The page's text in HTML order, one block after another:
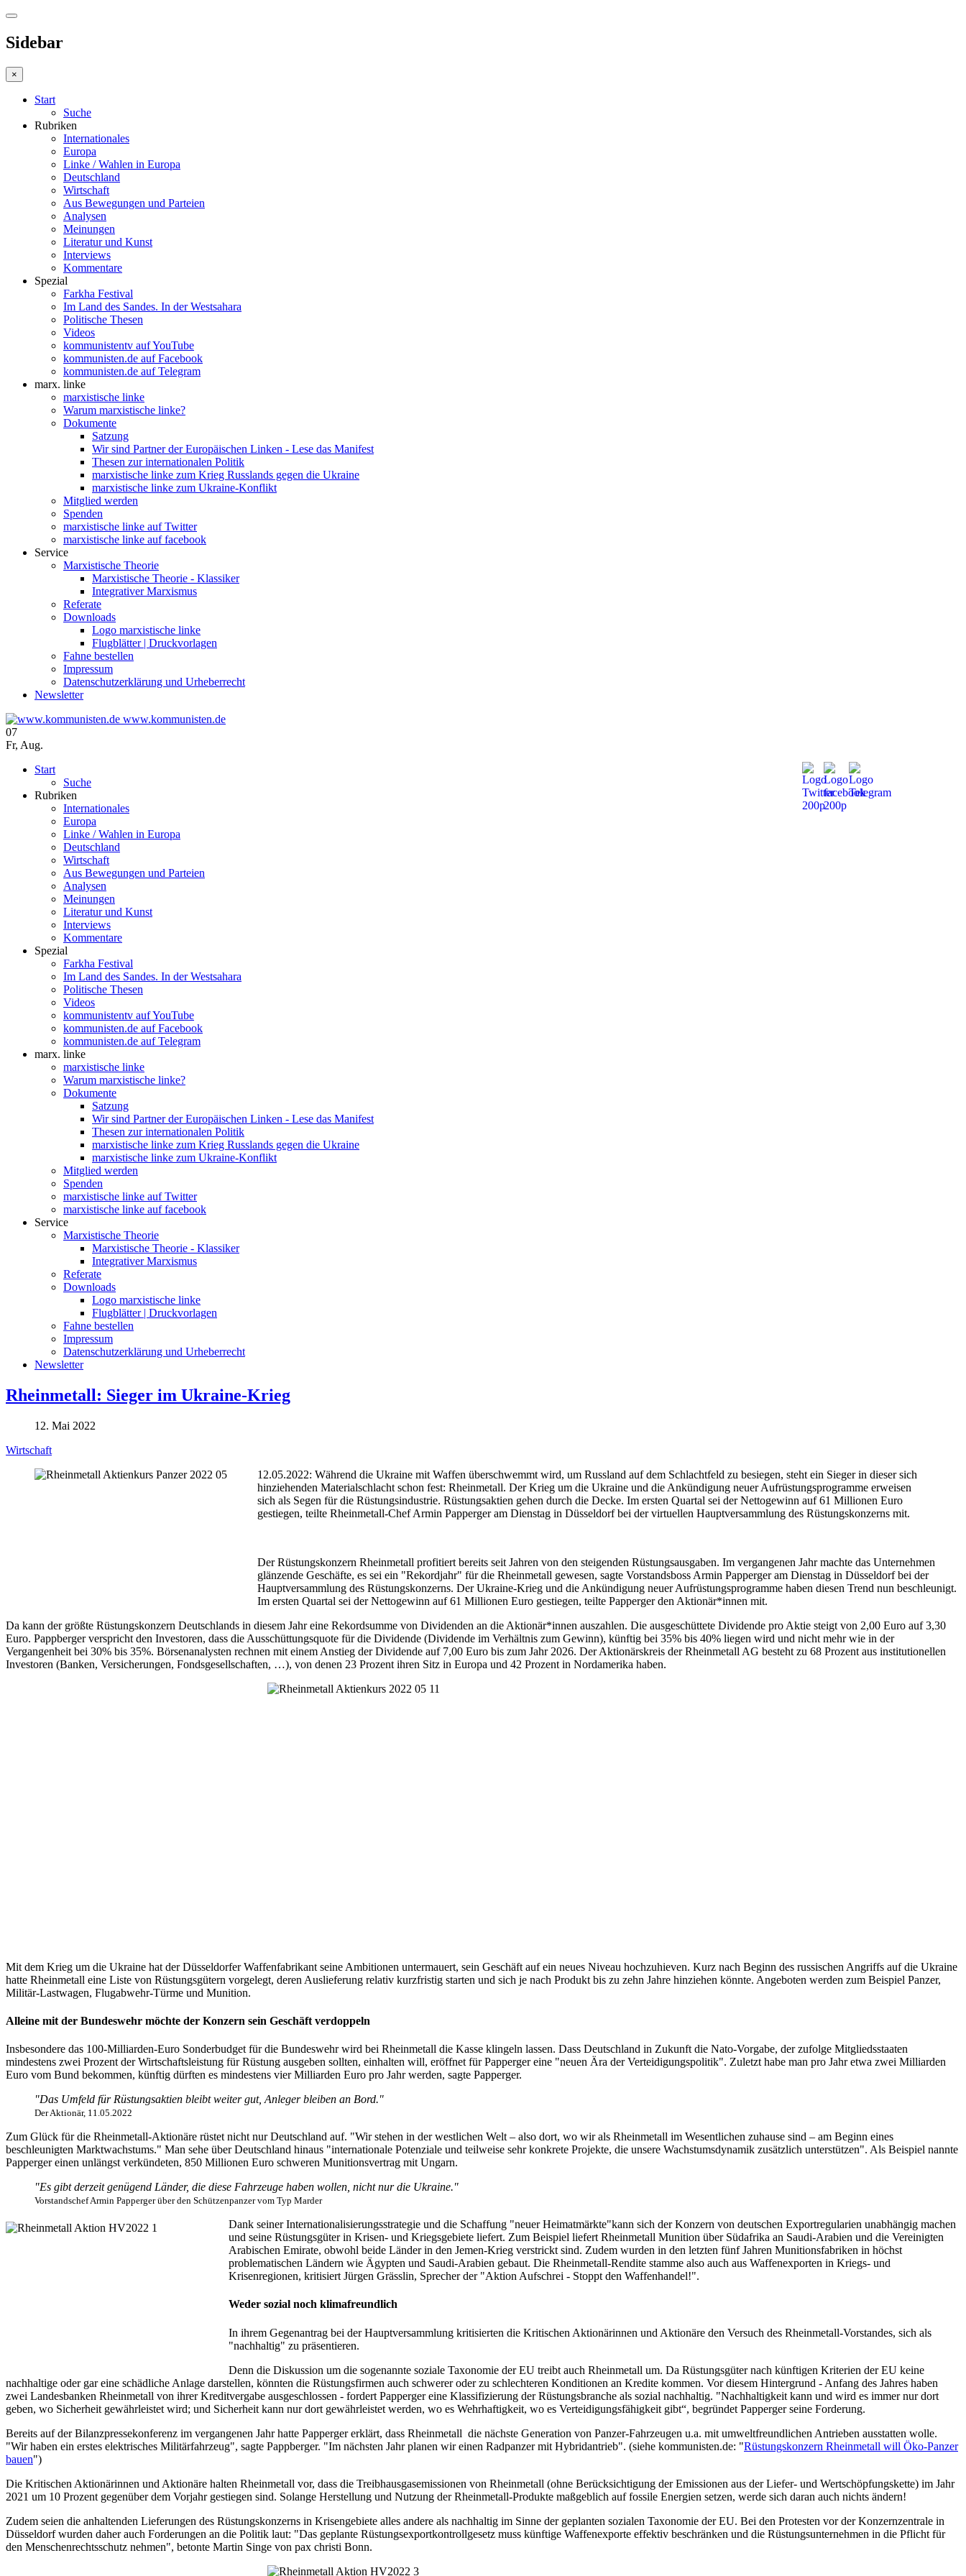
Sidebar
×
Start
Suche
Rubriken
Internationales
Europa
Linke / Wahlen in Europa
Deutschland
Wirtschaft
Aus Bewegungen und Parteien
Analysen
Meinungen
Literatur und Kunst
Interviews
Kommentare
Spezial
Farkha Festival
Im Land des Sandes. In der Westsahara
Politische Thesen
Videos
kommunistentv auf YouTube
kommunisten.de auf Facebook
kommunisten.de auf Telegram
marx. linke
marxistische linke
Warum marxistische linke?
Dokumente
Satzung
Wir sind Partner der Europäischen Linken - Lese das Manifest
Thesen zur internationalen Politik
marxistische linke zum Krieg Russlands gegen die Ukraine
marxistische linke zum Ukraine-Konflikt
Mitglied werden
Spenden
marxistische linke auf Twitter
marxistische linke auf facebook
Service
Marxistische Theorie
Marxistische Theorie - Klassiker
Integrativer Marxismus
Referate
Downloads
Logo marxistische linke
Flugblätter | Druckvorlagen
Fahne bestellen
Impressum
Datenschutzerklärung und Urheberrecht
Newsletter
www.kommunisten.de
07
Fr, Aug.
Start
Suche
Rubriken
Internationales
Europa
Linke / Wahlen in Europa
Deutschland
Wirtschaft
Aus Bewegungen und Parteien
Analysen
Meinungen
Literatur und Kunst
Interviews
Kommentare
Spezial
Farkha Festival
Im Land des Sandes. In der Westsahara
Politische Thesen
Videos
kommunistentv auf YouTube
kommunisten.de auf Facebook
kommunisten.de auf Telegram
marx. linke
marxistische linke
Warum marxistische linke?
Dokumente
Satzung
Wir sind Partner der Europäischen Linken - Lese das Manifest
Thesen zur internationalen Politik
marxistische linke zum Krieg Russlands gegen die Ukraine
marxistische linke zum Ukraine-Konflikt
Mitglied werden
Spenden
marxistische linke auf Twitter
marxistische linke auf facebook
Service
Marxistische Theorie
Marxistische Theorie - Klassiker
Integrativer Marxismus
Referate
Downloads
Logo marxistische linke
Flugblätter | Druckvorlagen
Fahne bestellen
Impressum
Datenschutzerklärung und Urheberrecht
Newsletter
Rheinmetall: Sieger im Ukraine-Krieg
12. Mai 2022
Wirtschaft
12.05.2022: Während die Ukraine mit Waffen überschwemmt wird, um Russland auf dem Schlachtfeld zu besiegen, steht ein Sieger in dieser sich
hinziehenden Materialschlacht schon fest: Rheinmetall. Der Krieg um die Ukraine und die Ankündigung neuer Aufrüstungsprogramme erweisen
sich als Segen für die Rüstungsindustrie. Rüstungsaktien gehen durch die Decke. Im ersten Quartal sei der Nettogewinn auf 61 Millionen Euro
gestiegen, teilte Rheinmetall-Chef Armin Papperger am Dienstag in Düsseldorf bei der virtuellen Hauptversammlung des Rüstungskonzerns mit.
Der Rüstungskonzern Rheinmetall profitiert bereits seit Jahren von den steigenden Rüstungsausgaben. Im vergangenen Jahr machte das Unternehmen
glänzende Geschäfte, es sei ein "Rekordjahr" für die Rheinmetall gewesen, sagte Vorstandsboss Armin Papperger am Dienstag in Düsseldorf bei der
Hauptversammlung des Rüstungskonzerns. Der Ukraine-Krieg und die Ankündigung neuer Aufrüstungsprogramme haben diesen Trend nun beschleunigt.
Im ersten Quartal sei der Nettogewinn auf 61 Millionen Euro gestiegen, teilte Papperger den Aktionär*innen mit.
Da kann der größte Rüstungskonzern Deutschlands in diesem Jahr eine Rekordsumme von Dividenden an die Aktionär*innen auszahlen. Die ausgeschüttete Dividende pro Aktie steigt von 2,00 Euro auf 3,30
Euro. Pappberger verspricht den Investoren, dass die Ausschüttungsquote für die Dividende (Dividende im Verhältnis zum Gewinn), künftig bei 35% bis 40% liegen wird und nicht mehr wie in der
Vergangenheit bei 30% bis 35%. Börsenanalysten rechnen mit einem Anstieg der Dividende auf 7,00 Euro bis zum Jahr 2026. Der Aktionärskreis der Rheinmetall AG besteht zu 68 Prozent aus institutionellen
Investoren (Banken, Versicherungen, Fondsgesellschaften, …), von denen 23 Prozent ihren Sitz in Europa und 42 Prozent in Nordamerika haben.
Mit dem Krieg um die Ukraine hat der Düsseldorfer Waffenfabrikant seine Ambitionen untermauert, sein Geschäft auf ein neues Niveau hochzuhieven. Kurz nach Beginn des russischen Angriffs auf die Ukraine
hatte Rheinmetall eine Liste von Rüstungsgütern vorgelegt, deren Auslieferung relativ kurzfristig starten und sich je nach Produkt bis zu zehn Jahre hinziehen könnte. Angeboten werden zum Beispiel Panzer,
Militär-Lastwagen, Flugabwehr-Türme und Munition.
Alleine mit der Bundeswehr möchte der Konzern sein Geschäft verdoppeln
Insbesondere das 100-Milliarden-Euro Sonderbudget für die Bundeswehr wird bei Rheinmetall die Kasse klingeln lassen. Dass Deutschland in Zukunft die Nato-Vorgabe, der zufolge Mitgliedsstaaten
mindestens zwei Prozent der Wirtschaftsleistung für Rüstung ausgeben sollten, einhalten will, eröffnet für Papperger eine "neuen Ära der Verteidigungspolitik". Zuletzt habe man pro Jahr etwa zwei Milliarden
Euro vom Bund bekommen, künftig dürften es mindestens vier Milliarden Euro pro Jahr werden, sagte Papperger.
"Das Umfeld für Rüstungsaktien bleibt weiter gut, Anleger bleiben an Bord."
Der Aktionär, 11.05.2022
Zum Glück für die Rheinmetall-Aktionäre rüstet nicht nur Deutschland auf. "Wir stehen in der westlichen Welt – also dort, wo wir als Rheinmetall im Wesentlichen zuhause sind – am Beginn eines
beschleunigten Marktwachstums." Man sehe über Deutschland hinaus "internationale Potenziale und teilweise sehr konkrete Projekte, die unsere Wachstumsdynamik zusätzlich unterstützen". Als Beispiel nannte
Papperger einen unlängst verkündeten, 850 Millionen Euro schweren Munitionsvertrag mit Ungarn.
"Es gibt derzeit genügend Länder, die diese Fahrzeuge haben wollen, nicht nur die Ukraine."
Vorstandschef Armin Papperger über den Schützenpanzer vom Typ Marder
Dank seiner Internationalisierungsstrategie und die Schaffung "neuer Heimatmärkte"kann sich der Konzern von deutschen Exportregularien unabhängig machen
und seine Rüstungsgüter in Krisen- und Kriegsgebiete liefert. Zum Beispiel liefert Rheinmetall Munition über Südafrika an Saudi-Arabien und die Vereinigten
Arabischen Emirate, obwohl beide Länder in den Jemen-Krieg verstrickt sind. Zudem wurden in den letzten fünf Jahren Munitionsfabriken in höchst
problematischen Ländern wie Ägypten und Saudi-Arabien gebaut. Die Rheinmetall-Rendite stamme also auch aus Waffenexporten in Kriegs- und
Krisenregionen, kritisiert Jürgen Grässlin, Sprecher der "Aktion Aufschrei - Stoppt den Waffenhandel!".
Weder sozial noch klimafreundlich
In ihrem Gegenantrag bei der Hauptversammlung kritisierten die Kritischen Aktionärinnen und Aktionäre den Versuch des Rheinmetall-Vorstandes, sich als
"nachhaltig" zu präsentieren.
Denn die Diskussion um die sogenannte soziale Taxonomie der EU treibt auch Rheinmetall um. Da Rüstungsgüter nach künftigen Kriterien der EU keine
nachhaltige oder gar eine schädliche Anlage darstellen, könnten die Rüstungsfirmen auch schwerer oder zu schlechteren Konditionen an Kredite kommen. Vor diesem Hintergrund - Anfang des Jahres haben
zwei Landesbanken Rheinmetall von ihrer Kreditvergabe ausgeschlossen - fordert Papperger eine Klassifizierung der Rüstungsbranche als sozial nachhaltig. "Nachhaltigkeit kann und wird es immer nur dort
geben, wo Sicherheit gewährleistet wird; und Sicherheit kann nur dort gewährleistet werden, wo es Wehrhaftigkeit, wo es Verteidigungsfähigkeit gibt“, begründet Papperger seine Forderung.
Bereits auf der Bilanzpressekonferenz im vergangenen Jahr hatte Papperger erklärt, dass Rheinmetall die nächste Generation von Panzer-Fahrzeugen u.a. mit umweltfreundlichen Antrieben ausstatten wolle.
"Wir haben ein erstes elektrisches Militärfahrzeug", sagte Pappberger. "Im nächsten Jahr planen wir einen Radpanzer mit Hybridantrieb". (siehe kommunisten.de: "Rüstungskonzern Rheinmetall will Öko-Panzer
bauen")
Die Kritischen Aktionärinnen und Aktionäre halten Rheinmetall vor, dass die Treibhausgasemissionen von Rheinmetall (ohne Berücksichtigung der Emissionen aus der Liefer- und Wertschöpfungskette) im Jahr
2021 um 10 Prozent gegenüber dem Vorjahr gestiegen sind. Solange Herstellung und Nutzung der Rheinmetall-Produkte maßgeblich auf fossile Energien setzen, werde sich daran auch nichts ändern!
Zudem seien die anhaltenden Lieferungen des Rüstungskonzerns in Krisengebiete alles andere als nachhaltig im Sinne der geplanten sozialen Taxonomie der EU. Bei den Protesten vor der Konzernzentrale in
Düsseldorf wurden daher auch Forderungen an die Politik laut: "Das geplante Rüstungsexportkontrollgesetz muss künftige Waffenexporte effektiv beschränken und die Rüstungsunternehmen in die Pflicht für
den Menschenrechtsschutz nehmen", betonte Martin Singe von pax christi Bonn.